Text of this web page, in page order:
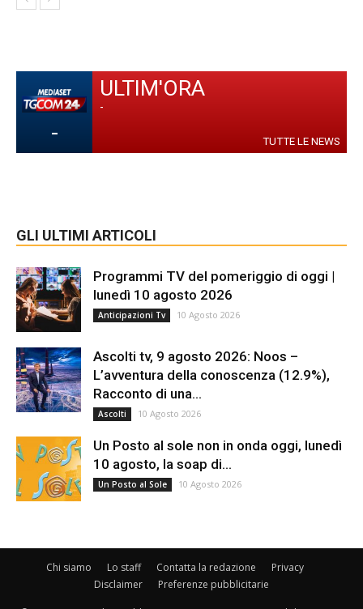
-
ULTIM'ORA
-
TUTTE LE NEWS
GLI ULTIMI ARTICOLI
Programmi TV del pomeriggio di oggi |
lunedì 10 agosto 2026
Anticipazioni Tv 10 Agosto 2026
Ascolti tv, 9 agosto 2026: Noos –
L’avventura della conoscenza (12.9%),
Racconto di una...
Ascolti 10 Agosto 2026
Un Posto al sole non in onda oggi, lunedì
10 agosto, la soap di...
Un Posto al Sole 10 Agosto 2026
Chi siamo Lo staff Contatta la redazione
Privacy
Disclaimer
Preferenze pubblicitarie